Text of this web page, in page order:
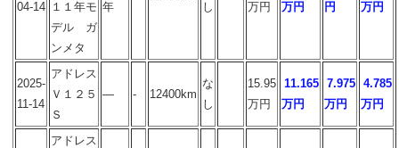
04-14 １１年モ
デル ガ
ンメタ
年
し
万円
万円
円
万円
2025-
11-14
アドレス
Ｖ１２５
Ｓ
― - 12400km
な
し
15.95
万円
11.165
万円
7.975
万円
4.785
万円
アドレス